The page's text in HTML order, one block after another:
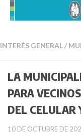
INTERÉS GENERAL/
LA
PARA
DEL CELULAR
10 DE OCTUBRE DE